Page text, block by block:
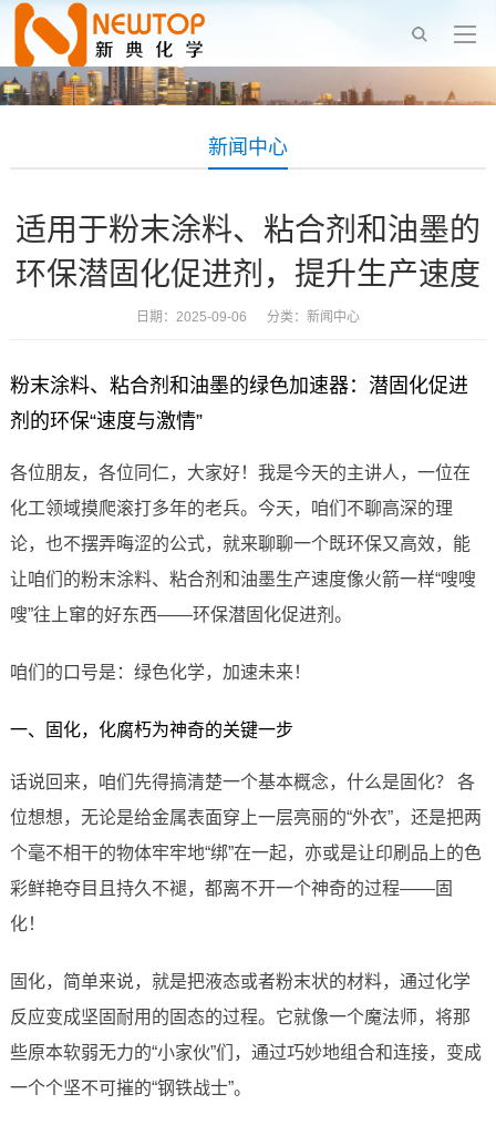
新闻中心
适用于粉末涂料、粘合剂和油墨的
环保潜固化促进剂，提升生产速度
日期：2025-09-06 分类： 新闻中心
粉末涂料、粘合剂和油墨的绿色加速器：潜固化促进
剂的环保“速度与激情”
各位朋友，各位同仁，大家好！我是今天的主讲人，一位在
化工领域摸爬滚打多年的老兵。今天，咱们不聊高深的理
论，也不摆弄晦涩的公式，就来聊聊一个既环保又高效，能
让咱们的粉末涂料、粘合剂和油墨生产速度像火箭一样“嗖嗖
嗖”往上窜的好东西——环保潜固化促进剂。
咱们的口号是：绿色化学，加速未来！
一、固化，化腐朽为神奇的关键一步
话说回来，咱们先得搞清楚一个基本概念，什么是固化？ 各
位想想，无论是给金属表面穿上一层亮丽的“外衣”，还是把两
个毫不相干的物体牢牢地“绑”在一起，亦或是让印刷品上的色
彩鲜艳夺目且持久不褪，都离不开一个神奇的过程——固
化！
固化，简单来说，就是把液态或者粉末状的材料，通过化学
反应变成坚固耐用的固态的过程。它就像一个魔法师，将那
些原本软弱无力的“小家伙”们，通过巧妙地组合和连接，变成
一个个坚不可摧的“钢铁战士”。